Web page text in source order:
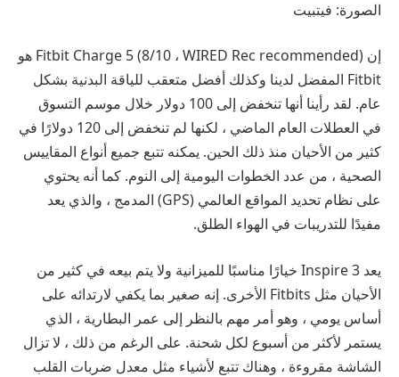
الصورة: فيتبيت
إن Fitbit Charge 5 (8/10 ، WIRED Rec recommended) هو
Fitbit المفضل لدينا وكذلك أفضل متعقب للياقة البدنية بشكل
عام. لقد رأينا أنها تنخفض إلى 100 دولار خلال موسم التسوق
في العطلات العام الماضي ، لكنها لم تنخفض إلى 120 دولارًا في
كثير من الأحيان منذ ذلك الحين. يمكنه تتبع جميع أنواع المقاييس
الصحية ، من عدد الخطوات اليومية إلى النوم. كما أنه يحتوي
على نظام تحديد المواقع العالمي (GPS) المدمج ، والذي يعد
مفيدًا للتدريبات في الهواء الطلق.
يعد Inspire 3 خيارًا مناسبًا للميزانية ولا يتم بيعه في كثير من
الأحيان مثل Fitbits الأخرى. إنه صغير بما يكفي لارتدائه على
أساس يومي ، وهو أمر مهم بالنظر إلى عمر البطارية ، الذي
يستمر لأكثر من أسبوع لكل شحنة. على الرغم من ذلك ، لا تزال
الشاشة مقروءة ، وهناك تتبع لأشياء مثل معدل ضربات القلب